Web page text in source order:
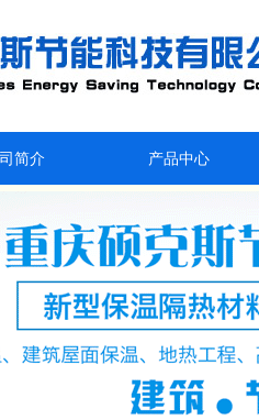
简介 产品中心